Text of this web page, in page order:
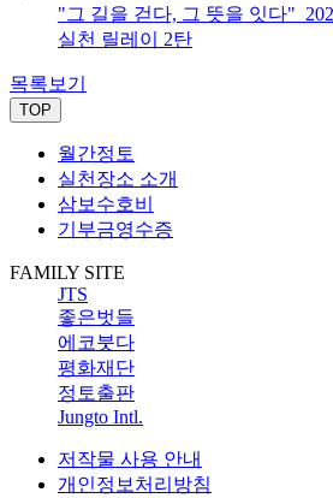
"그 길을 걷다, 그 뜻을 잇다
실천 릴레이 2탄
목록보기
TOP
월간정토
실천장소 소개
삼보수호비
기부금영수증
FAMILY SITE
JTS
좋은벗들
에코붓다
평화재단
정토출판
Jungto Intl.
저작물 사용 안내
개인정보처리방침